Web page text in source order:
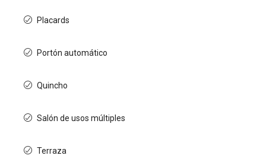
Placards
Portón automático
Quincho
Salón de usos múltiples
Terraza